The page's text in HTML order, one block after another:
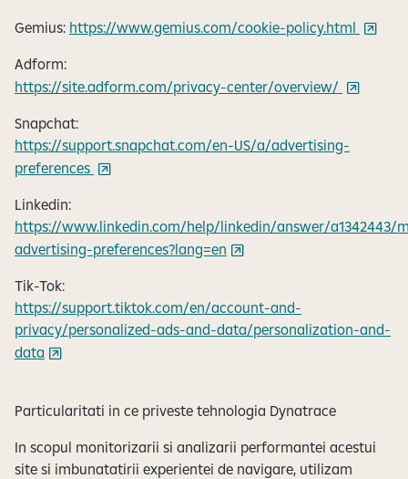
Gemius: https://www.gemius.com/cookie-policy.html
Adform:
https://site.adform.com/privacy-center/overview/
Snapchat:
https://support.snapchat.com/en-US/a/advertising-
preferences
Linkedin:
https://www.linkedin.com/help/linkedin/answer/a1342443/
advertising-preferences?lang=en
Tik-Tok:
https://support.tiktok.com/en/account-and-
privacy/personalized-ads-and-data/personalization-and-
data
Particularitati in ce priveste tehnologia Dynatrace
In scopul monitorizarii si analizarii performantei acestui
site si imbunatatirii experientei de navigare, utilizam